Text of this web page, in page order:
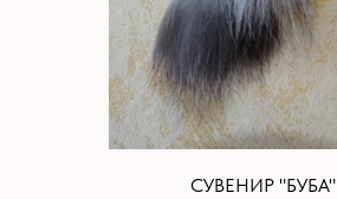
СУВЕНИР "БУБА"